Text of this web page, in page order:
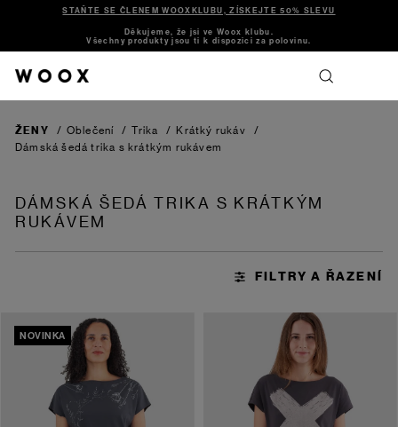
STAŇTE SE ČLENEM WOOXKLUBU, ZÍSKEJTE 50% SLEVU
Děkujeme, že jsi ve Woox klubu.
Všechny produkty jsou ti k dispozici za polovinu.
ŽENY / Oblečení / Trika / Krátký rukáv
/
Dámská šedá trika s krátkým rukávem
DÁMSKÁ ŠEDÁ TRIKA S KRÁTKÝM
RUKÁVEM
NOVINKA